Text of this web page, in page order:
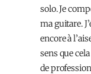
solo. Je
ma guitare.
encore à
sens que
de